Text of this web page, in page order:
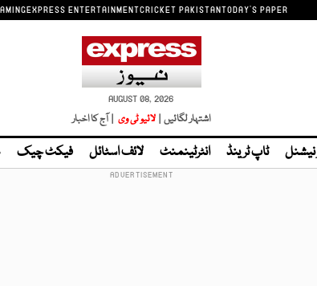
EXPRESS ENTERTAINMENTCRICKET PAKISTANTODAY'S PAPER
AUGUST 08, 2026
اشتہار لگائیں | لائیو ٹی وی | آج کا اخبار
نیشنل ٹاپ ٹرینڈ انٹرٹینمنٹ لائف اسٹائل فیکٹ چیک